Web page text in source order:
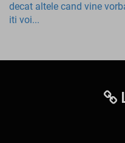
decat altele cand vine
iti voi...